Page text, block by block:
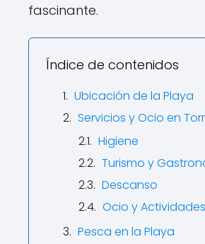
fascinante.
Índice de contenidos
Ubicación de la Playa
Servicios y Ocio en
Higiene
Turismo y
Descanso
Ocio y Actividades
Pesca en la Playa